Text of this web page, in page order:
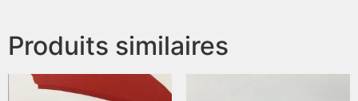
Produits similaires